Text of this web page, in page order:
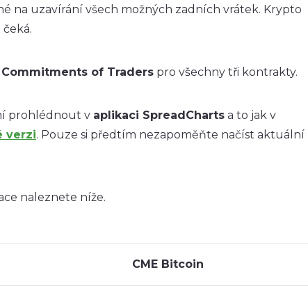
na uzavírání všech možných zadních vrátek. Krypto
of Traders pro všechny tři kontrakty.
prohlédnout v aplikaci SpreadCharts a to jak v
verzi. Pouze si předtím nezapoměňte načíst aktuální
naleznete níže.
CME Bitcoin